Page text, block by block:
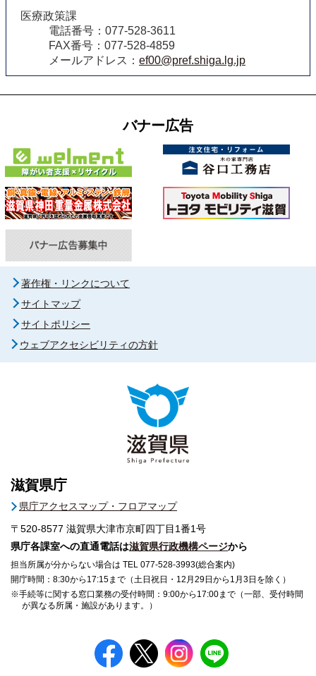
医療政策課
電話番号：077-528-3611
FAX番号：077-528-4859
メールアドレス： ef00@pref.shiga.lg.jp
バナー広告
著作権・リンクについて
サイトマップ
サイトポリシー
ウェブアクセシビリティの方針
滋賀県庁
県庁アクセスマップ・フロアマップ
〒520-8577 滋賀県大津市京町四丁目1番1号
県庁各課室への直通電話は滋賀県行政機構ページから
担当所属が分からない場合は TEL 077-528-3993(総合案内)
開庁時間：8:30から17:15まで（土日祝日・12月29日から1月3日を除く）
※手続等に関する窓口業務の受付時間：9:00から17:00まで（一部、受付時間
が異なる所属・施設があります。）